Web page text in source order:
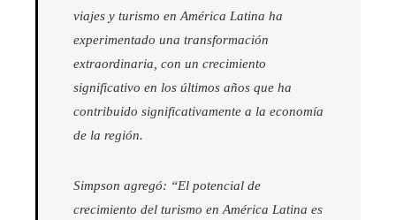
viajes y turismo en América Latina ha
experimentado una transformación
extraordinaria, con un crecimiento
significativo en los últimos años que ha
contribuido significativamente a la economía
de la región.
Simpson agregó: “El potencial de
crecimiento del turismo en América Latina es